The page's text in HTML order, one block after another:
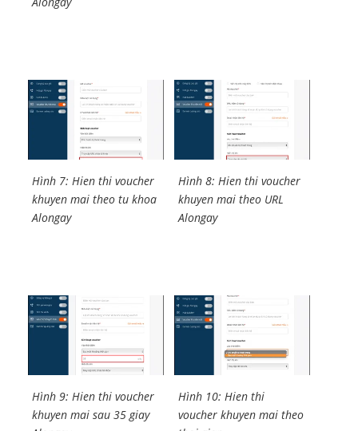
Hình 7: Hien thi voucher
khuyen mai theo tu khoa
Alongay
Hình 8: Hien thi voucher
khuyen mai theo URL
Alongay
Hình 9: Hien thi voucher
khuyen mai sau 35 giay
Hình 10: Hien thi
voucher khuyen mai theo